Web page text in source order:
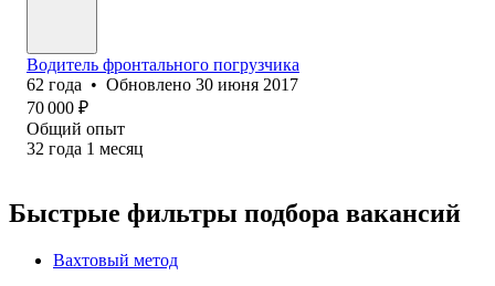
Водитель фронтального погрузчика
62 года • Обновлено 30 июня 2017
70 000 ₽
Общий опыт
32 года 1 месяц
Быстрые фильтры подбора вакансий
Вахтовый метод